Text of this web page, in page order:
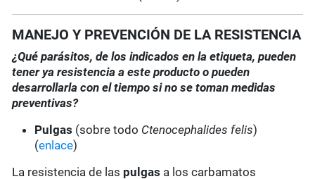
MANEJO Y PREVENCIÓN DE LA RESISTENCIA
¿Qué parásitos, de los indicados en la etiqueta, pueden
tener ya resistencia a este producto o pueden
desarrollarla con el tiempo si no se toman medidas
preventivas?
Pulgas (sobre todo Ctenocephalides felis)
(enlace)
La resistencia de las pulgas a los carbamatos